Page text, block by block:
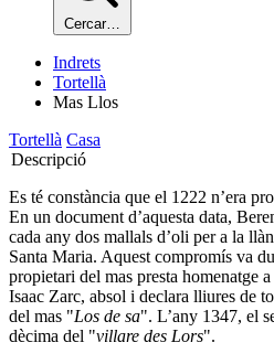
Cercar…
Indrets
Tortellà
Mas Llos
Tortellà Casa
Descripció
Es té constància que el 1222 n’era
En un document d’aquesta data,
cada any dos mallals d’oli per a la
Santa Maria. Aquest compromís va
propietari del mas presta homenatge
Isaac Zarc, absol i declara lliures de
del mas "Los de sa". L’any 1347, el
dècima del "villare des Lors".